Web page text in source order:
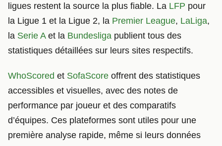
ligues restent la source la plus fiable. La LFP pour
la Ligue 1 et la Ligue 2, la Premier League, LaLiga,
la Serie Aet la Bundesliga publient tous des
statistiques détaillées sur leurs sites respectifs.
WhoScored et SofaScore offrent des statistiques
accessibles et visuelles, avec des notes de
performance par joueur et des comparatifs
d’équipes. Ces plateformes sont utiles pour une
première analyse rapide, même si leurs données